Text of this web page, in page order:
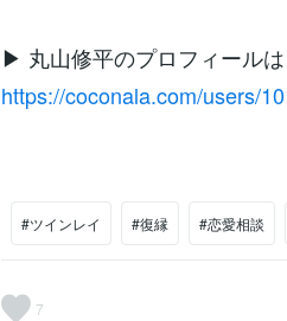
▶︎ 丸山修平のプロフィールは
https://coconala.com/users/
#ツインレイ #復縁 #恋愛相談
7